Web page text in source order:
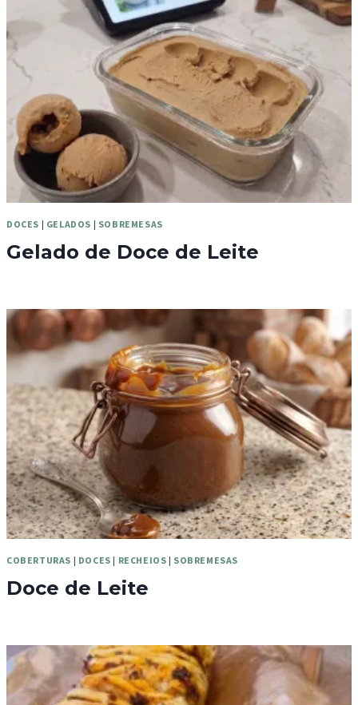
DOCES | GELADOS | SOBREMESAS
Gelado de Doce de Leite
COBERTURAS | DOCES | RECHEIOS | SOBREMESAS
Doce de Leite